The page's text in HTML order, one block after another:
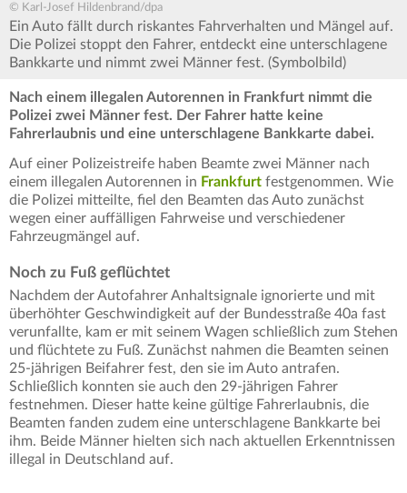
© Karl-Josef Hildenbrand/dpa
Ein Auto fällt durch riskantes Fahrverhalten und Mängel auf.
Die Polizei stoppt den Fahrer, entdeckt eine unterschlagene
Bankkarte und nimmt zwei Männer fest. (Symbolbild)
Nach einem illegalen Autorennen in Frankfurt nimmt die
Polizei zwei Männer fest. Der Fahrer hatte keine
Fahrerlaubnis und eine unterschlagene Bankkarte dabei.
Auf einer Polizeistreife haben Beamte zwei Männer nach
einem illegalen Autorennen in Frankfurt festgenommen. Wie
die Polizei mitteilte, fiel den Beamten das Auto zunächst
wegen einer auffälligen Fahrweise und verschiedener
Fahrzeugmängel auf.
Noch zu Fuß geflüchtet
Nachdem der Autofahrer Anhaltsignale ignorierte und mit
überhöhter Geschwindigkeit auf der Bundesstraße 40a fast
verunfallte, kam er mit seinem Wagen schließlich zum Stehen
und flüchtete zu Fuß. Zunächst nahmen die Beamten seinen
25-jährigen Beifahrer fest, den sie im Auto antrafen.
Schließlich konnten sie auch den 29-jährigen Fahrer
festnehmen. Dieser hatte keine gültige Fahrerlaubnis, die
Beamten fanden zudem eine unterschlagene Bankkarte bei
ihm. Beide Männer hielten sich nach aktuellen Erkenntnissen
illegal in Deutschland auf.